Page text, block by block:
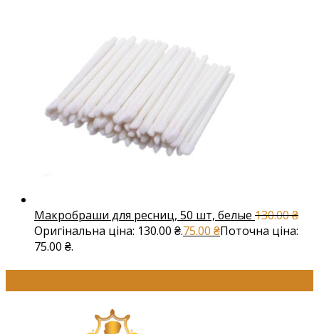
Макробраши для ресниц, 50 шт, белые 130.00₴
Оригінальна ціна: 130.00 ₴.75.00 ₴Поточна ціна:
75.00 ₴.